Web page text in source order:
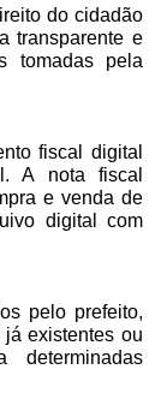
do cidadão
transparente e
tomadas pela
fiscal digital
A nota fiscal
e venda de
digital com
pelo prefeito,
existentes ou
determinadas